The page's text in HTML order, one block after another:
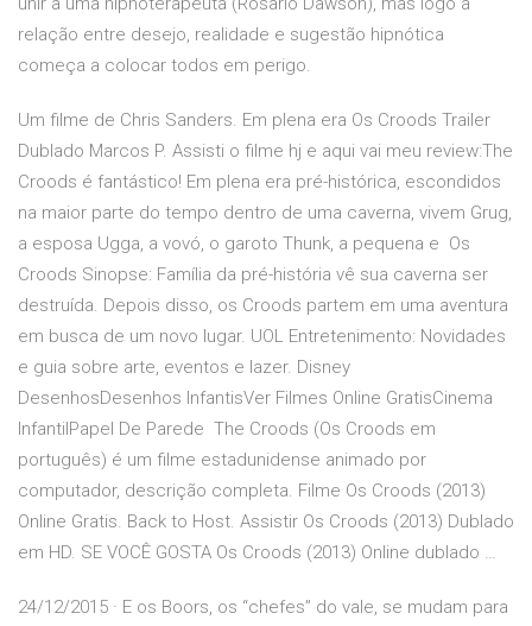
relação entre desejo, realidade e sugestão hipnótica
começa a colocar todos em perigo.
Um filme de Chris Sanders. Em plena era Os Croods Trailer
Dublado Marcos P. Assisti o filme hj e aqui vai meu review:The
Croods é fantástico! Em plena era pré-histórica, escondidos
na maior parte do tempo dentro de uma caverna, vivem Grug,
a esposa Ugga, a vovó, o garoto Thunk, a pequena e Os
Croods Sinopse: Família da pré-história vê sua caverna ser
destruída. Depois disso, os Croods partem em uma aventura
em busca de um novo lugar. UOL Entretenimento: Novidades
e guia sobre arte, eventos e lazer. Disney
DesenhosDesenhos InfantisVer Filmes Online GratisCinema
InfantilPapel De Parede The Croods (Os Croods em
português) é um filme estadunidense animado por
computador, descrição completa. Filme Os Croods (2013)
Online Gratis. Back to Host. Assistir Os Croods (2013) Dublado
em HD. SE VOCÊ GOSTA Os Croods (2013) Online dublado …
24/12/2015 · E os Boors, os “chefes” do vale, se mudam para